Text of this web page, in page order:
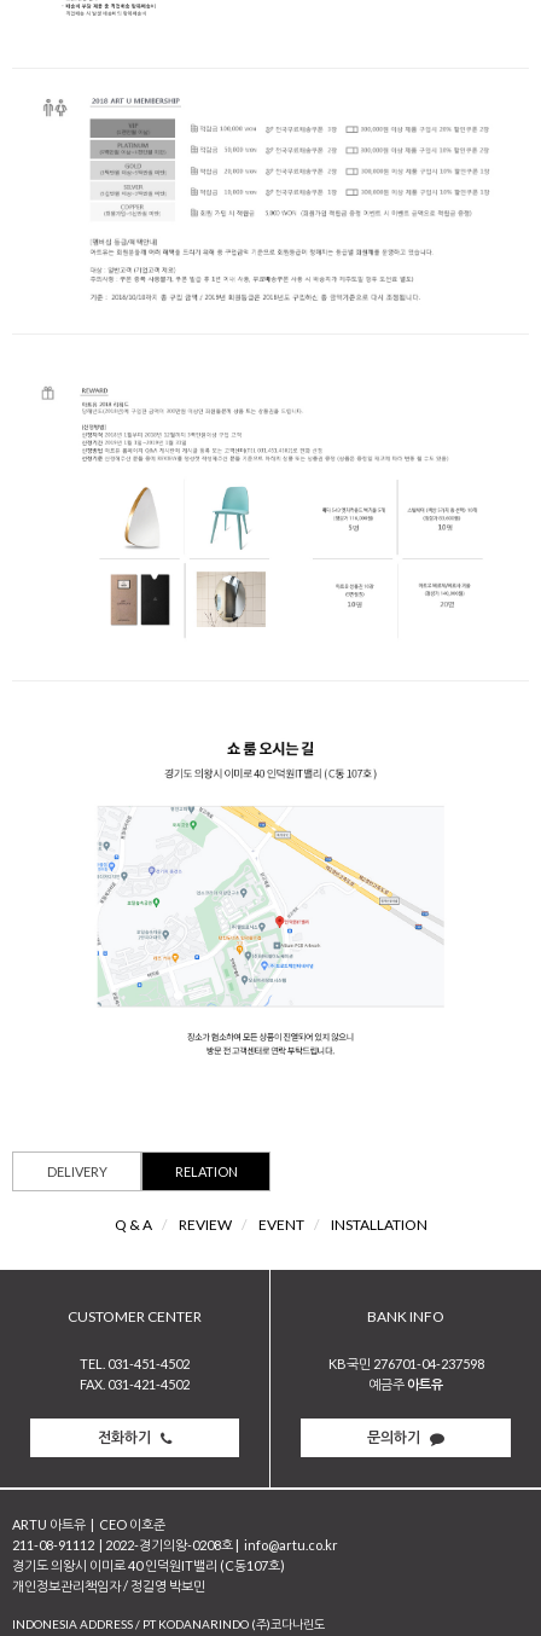
DELIVERY RELATION
Q & A / REVIEW / EVENT / INSTALLATION
CUSTOMER CENTER
TEL. 031-451-4502
FAX. 031-421-4502
전화하기
BANK INFO
KB국민 276701-04-237598
예금주 아트유
문의하기
ARTU 아트유
CEO 이호준
211-08-91112
2022-경기의왕-0208호
info@artu.co.kr
경기도 의왕시 이미로 40 인덕원IT밸리 (C동107호)
개인정보관리책임자 / 정길영 박보민
INDONESIA ADDRESS / PT KODANARINDO (주)코다나린도